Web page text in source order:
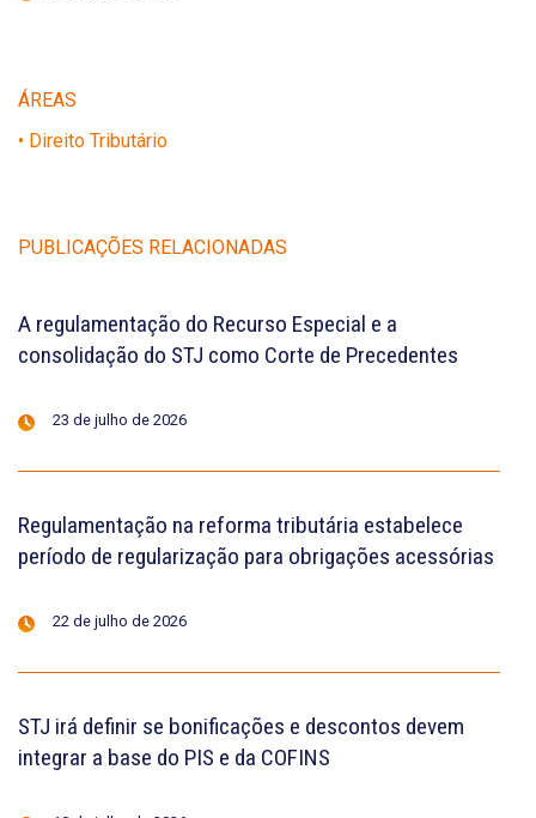
ÁREAS
• Direito Tributário
PUBLICAÇÕES RELACIONADAS
A regulamentação do Recurso Especial e a
consolidação do STJ como Corte de Precedentes
23 de julho de 2026
Regulamentação na reforma tributária estabelece
período de regularização para obrigações acessórias
22 de julho de 2026
STJ irá definir se bonificações e descontos devem
integrar a base do PIS e da COFINS